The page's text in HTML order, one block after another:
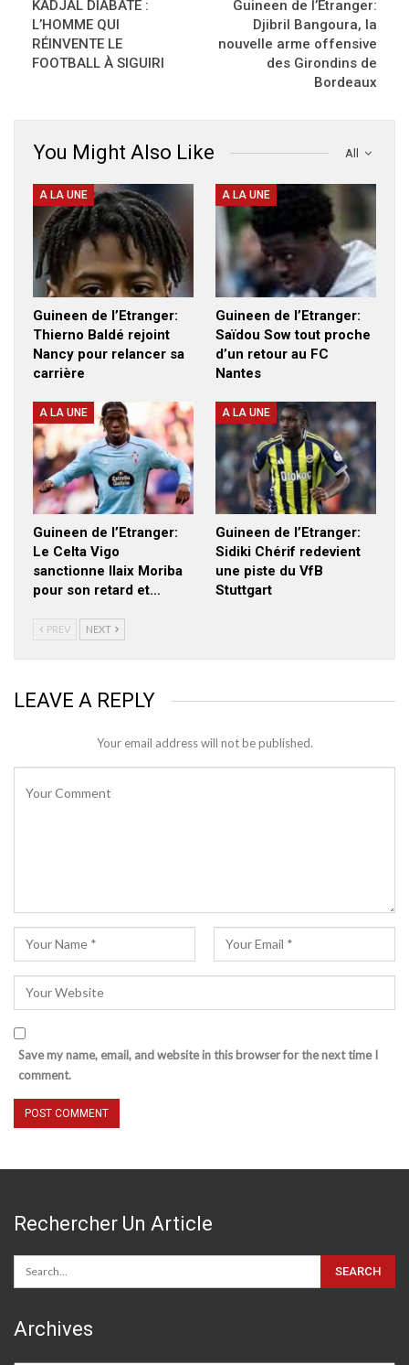
KADJAL DIABATÉ :
L’HOMME QUI
RÉINVENTE LE
FOOTBALL À SIGUIRI
Guineen de l’Etranger:
Djibril Bangoura, la
nouvelle arme offensive
des Girondins de
Bordeaux
All
You Might Also Like
A LA UNE
Guineen de l’Etranger:
Thierno Baldé rejoint
Nancy pour relancer sa
carrière
A LA UNE
Guineen de l’Etranger:
Saïdou Sow tout proche
d’un retour au FC
Nantes
A LA UNE
Guineen de l’Etranger:
Le Celta Vigo
sanctionne Ilaix Moriba
pour son retard et…
A LA UNE
Guineen de l’Etranger:
Sidiki Chérif redevient
une piste du VfB
Stuttgart
PREV NEXT
LEAVE A REPLY
Your email address will not be published.
Save my name, email, and website in this browser for the next time I
comment.
Rechercher Un Article
Archives